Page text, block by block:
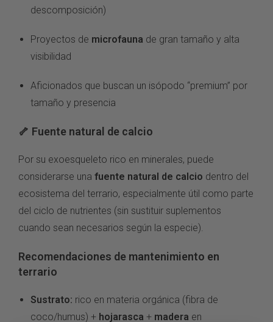
descomposición)
Proyectos de microfauna de gran tamaño y alta
visibilidad
Aficionados que buscan un isópodo “premium” por
tamaño y presencia
🦴 Fuente natural de calcio
Por su exoesqueleto rico en minerales, puede
considerarse una fuente natural de calcio dentro del
ecosistema del terrario, especialmente útil como parte
del ciclo de nutrientes (sin sustituir suplementos
cuando sean necesarios según la especie).
Recomendaciones de mantenimiento en
terrario
Sustrato: rico en materia orgánica (fibra de
coco/humus) + hojarasca + madera en